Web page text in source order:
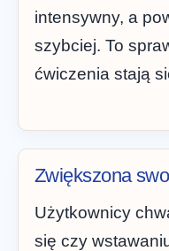
intensywny, a
szybciej. To
ćwiczenia stają
Zwiększona
Użytkownicy
się czy